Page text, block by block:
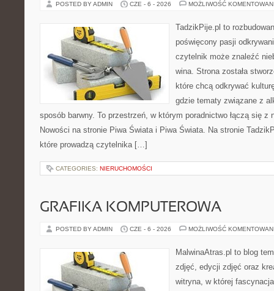
POSTED BY ADMIN CZE - 6 - 2026 MOŻLIWOŚĆ
TadzikPije.pl to
poświęcony pasji
czytelnik może znaleźć
wina. Strona została
które chcą odkrywać
gdzie tematy związane z
sposób barwny. To przestrzeń, w którym poradnictwo łączą się z
Nowości na stronie Piwa Świata i Piwa Świata. Na stronie
które prowadzą czytelnika […]
CATEGORIES: NIERUCHOMOŚCI
GRAFIKA KOMPUTEROWA
POSTED BY ADMIN CZE - 6 - 2026 MOŻLIWOŚĆ
MalwinaAtras.pl to blog
zdjęć, edycji zdjęć oraz
witryna, w której